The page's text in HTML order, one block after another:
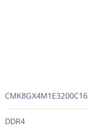
CMK8GX4M1E3200C16
DDR4